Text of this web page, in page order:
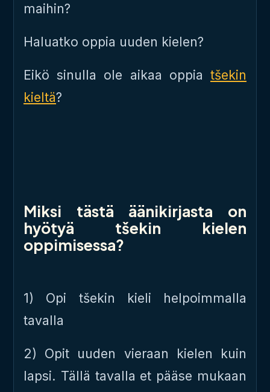
maihin?
Haluatko oppia uuden kielen?
Eikö sinulla ole aikaa oppia tšekin
kieltä?
Miksi tästä äänikirjasta on
hyötyä tšekin kielen
oppimisessa?
1) Opi tšekin kieli helpoimmalla
tavalla
2) Opit uuden vieraan kielen kuin
lapsi. Tällä tavalla et pääse mukaan